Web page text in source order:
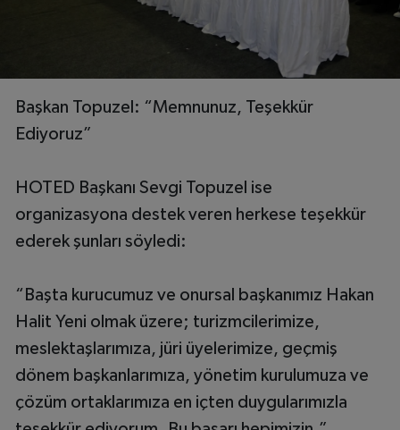
Başkan Topuzel: “Memnunuz, Teşekkür
Ediyoruz”
HOTED Başkanı Sevgi Topuzel ise
organizasyona destek veren herkese teşekkür
ederek şunları söyledi:
“Başta kurucumuz ve onursal başkanımız Hakan
Halit Yeni olmak üzere; turizmcilerimize,
meslektaşlarımıza, jüri üyelerimize, geçmiş
dönem başkanlarımıza, yönetim kurulumuza ve
çözüm ortaklarımıza en içten duygularımızla